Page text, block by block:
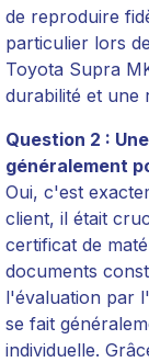
de reproduire
particulier lors
Toyota Supra
durabilité et une
Question 2 :
généralement
Oui, c'est
client, il était
certificat de
documents
l'évaluation par
se fait
individuelle.